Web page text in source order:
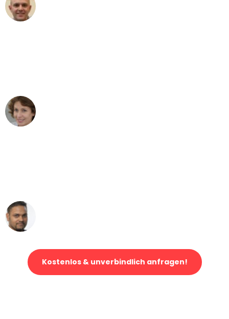
Kostenlos & unverbindlich anfragen!